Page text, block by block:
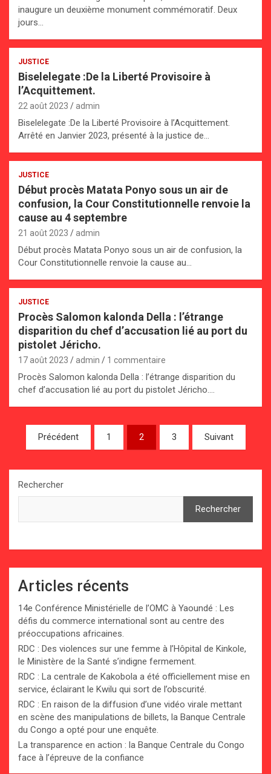
inaugure un deuxième monument commémoratif. Deux
jours…
JUSTICE
Biselelegate :De la Liberté Provisoire à
l’Acquittement.
22 août 2023 admin
Biselelegate :De la Liberté Provisoire à l’Acquittement.
Arrêté en Janvier 2023, présenté à la justice de…
JUSTICE
Début procès Matata Ponyo sous un air de
confusion, la Cour Constitutionnelle renvoie la
cause au 4 septembre
21 août 2023 admin
Début procès Matata Ponyo sous un air de confusion, la
Cour Constitutionnelle renvoie la cause au…
JUSTICE
Procès Salomon kalonda Della : l’étrange
disparition du chef d’accusation lié au port du
pistolet Jéricho.
17 août 2023 admin 1 commentaire
Procès Salomon kalonda Della : l’étrange disparition du
chef d’accusation lié au port du pistolet Jéricho.…
Pagination
des
publications
Précédent 1 2 3 Suivant
Rechercher
Rechercher
Articles récents
14e Conférence Ministérielle de l’OMC à Yaoundé : Les
défis du commerce international sont au centre des
préoccupations africaines.
RDC : Des violences sur une femme à l’Hôpital de Kinkole,
le Ministère de la Santé s’indigne fermement.
RDC : La centrale de Kakobola a été officiellement mise en
service, éclairant le Kwilu qui sort de l’obscurité.
RDC : En raison de la diffusion d’une vidéo virale mettant
en scène des manipulations de billets, la Banque Centrale
du Congo a opté pour une enquête.
La transparence en action : la Banque Centrale du Congo
face à l’épreuve de la confiance